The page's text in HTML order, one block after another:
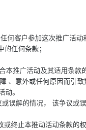
何客户参加这次推广活动
任何条款；
推广活动及其适用条款
、意外或任何原因而引
。
误解的情况， 该争议或
终止本推动活动条款的